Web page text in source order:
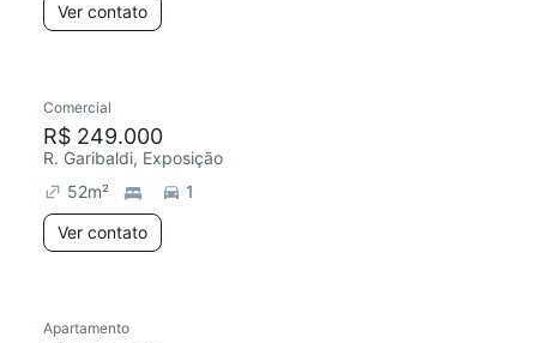
Ver contato
Comercial
R$ 249.000
R. Garibaldi, Exposição
52m²
1
Ver contato
Apartamento